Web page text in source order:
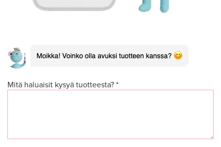
Mitä haluaisit kysyä tuotteesta? *